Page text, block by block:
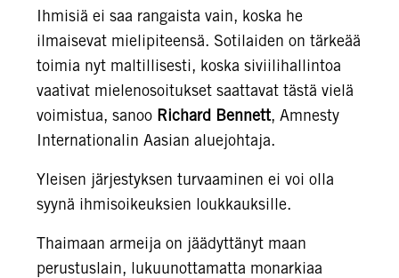
Ihmisiä ei saa rangaista vain, koska he
ilmaisevat mielipiteensä. Sotilaiden on tärkeää
toimia nyt maltillisesti, koska siviilihallintoa
vaativat mielenosoitukset saattavat tästä vielä
voimistua, sanoo Richard Bennett, Amnesty
Internationalin Aasian aluejohtaja.
Yleisen järjestyksen turvaaminen ei voi olla
syynä ihmisoikeuksien loukkauksille.
Thaimaan armeija on jäädyttänyt maan
perustuslain, lukuunottamatta monarkiaa